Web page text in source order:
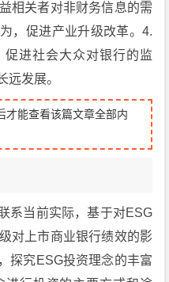
相关者对非财务信息的需
，促进产业升级改革。4.
进社会大众对银行的监
远发展。
才能查看该篇文章全部内
系当前实际，基于对ESG
对上市商业银行绩效的影
探究ESG投资理念的丰富